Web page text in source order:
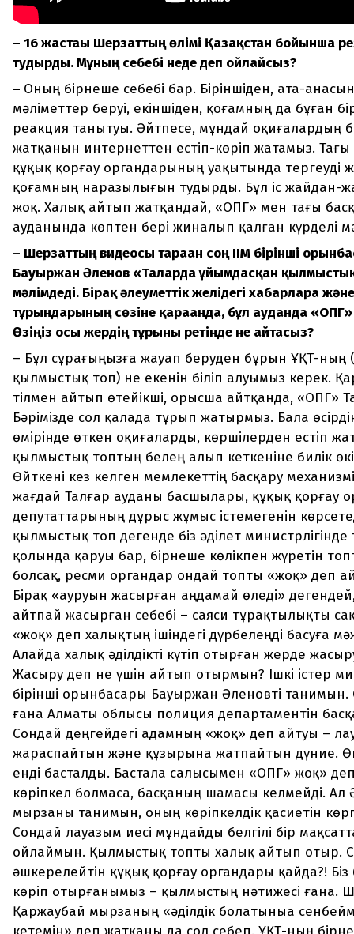
– 16 жастағы Шерзаттың өлімі Қазақстан бойынша
тудырды. Мұның себебі неде деп ойлайсыз?
– Оның бірнеше себебі бар. Біріншіден, ата-
мәліметтер беруі, екіншіден, қоғамның да бұған
реакция танытуы. Әйтпесе, мұндай оқиғалардың
жатқанын интернеттен естіп-көріп жатамыз. Тағы
құқық қорғау органдарының уақытында тергеуді
қоғамның наразылығын тудырды. Бұл іс жайдан-
жоқ. Халық айтып жатқандай, «ОПГ» мен тағы
ауданында көптен бері жиналып қалған күрделі
– Шерзаттың видеосы тараған соң ІІМ бірінші
Бауыржан Әленов «Талғарда ұйымдасқан
мәлімдеді. Бірақ әлеуметтік желідегі хабарларға
тұрғындарының сөзіне қарағанда, бұл ауданда
Өзіңіз осы жердің тұрғыны ретінде не айтасыз?
– Бұл сұрағыңызға жауап беруден бұрын ҰҚТ-ның
қылмыстық топ) не екенін біліп алуымыз керек.
тілмен айтып өтейікші, орысша айтқанда, «ОПГ»
Бәрімізде сол қалада тұрып жатырмыз. Бала
өмірінде өткен оқиғаларды, көршілерден естіп
қылмыстық топтың белең алып кеткеніне билік
Өйткені кез келген мемлекеттің басқару
жағдай Талғар ауданы басшылары, құқық қорғау
депутаттарының дұрыс жұмыс істемегенін
қылмыстық топ дегенде біз әділет министрлігінде
қолында қаруы бар, бірнеше көлікпен жүретін
болсақ, ресми органдар ондай топты «жоқ» деп
Бірақ «ауруын жасырған аңдамай өледі»
айтпай жасырған себебі – саяси тұрақтылықты
«жоқ» деп халықтың ішіндегі дүрбелеңді басуға
Алайда халық әділдікті күтіп отырған жерде
Жасыру деп не үшін айтып отырмын? Ішкі істер
бірінші орынбасары Бауыржан Әленовті
ғана Алматы облысы полиция департаментін
Сондай деңгейдегі адамның «жоқ» деп айтуы –
жараспайтын және құзырына жатпайтын дүние.
енді басталды. Бастала салысымен «ОПГ» жоқ»
көріпкел болмаса, басқаның шамасы келмейді. Ал
мырзаны танимын, оның көріпкелдік қасиетін
Сондай лауазым иесі мұндайды белгілі бір
ойлаймын. Қылмыстық топты халық айтып отыр.
әшкерелейтін құқық қорғау органдары қайда?!
көріп отырғанымыз – қылмыстың нәтижесі ғана.
Қаржаубай мырзаның «әділдік болатыныа